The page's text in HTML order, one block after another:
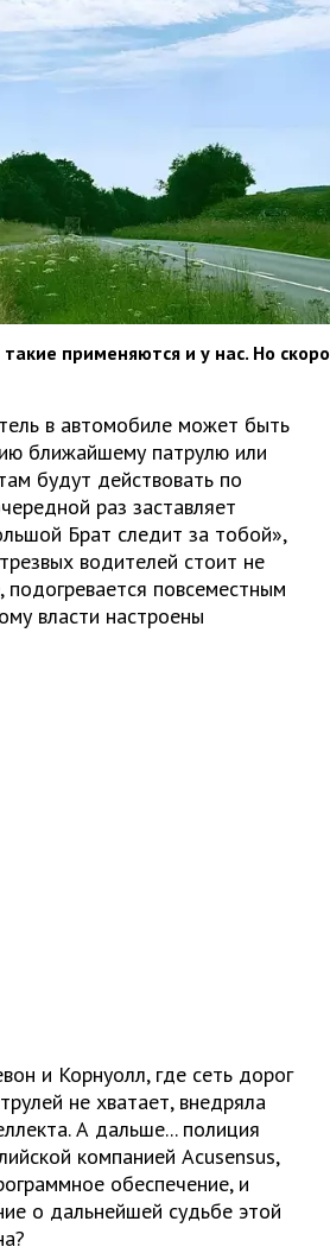
применяются и у нас. Но скоро
в автомобиле может быть
ближайшему патрулю или
будут действовать по
раз заставляет
Брат следит за тобой»,
водителей стоит не
повсеместным
власти настроены
и Корнуолл, где сеть дорог
не хватает, внедряла
А дальше... полиция
компанией Acusensus,
обеспечение, и
о дальнейшей судьбе этой